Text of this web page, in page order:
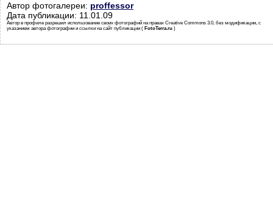
Автор фотогалереи: proffessor
Дата публикации: 11.01.09
Автор в профиле разрешил использование своих фотографий на правах Creative Commons 3.0, без модификации, с
указанием автора фотографии и ссылки на сайт публикации ( FotoTerra.ru )